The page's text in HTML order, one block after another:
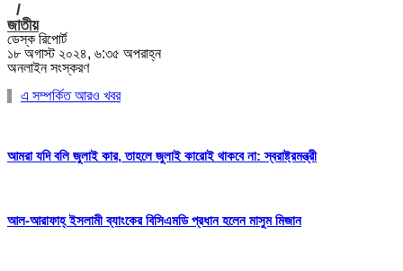
/
জাতীয়
ডেস্ক রিপোর্ট
১৮ অগাস্ট ২০২৪, ৬:৩৫ অপরাহ্ন
অনলাইন সংস্করণ
এ সম্পর্কিত আরও খবর
আমরা যদি বলি জুলাই কার, তাহলে জুলাই কারোই থাকবে না: স্বরাষ্ট্রমন্ত্রী
আল-আরাফাহ্ ইসলামী ব্যাংকের বিসিএমডি প্রধান হলেন মাসুম মিজান